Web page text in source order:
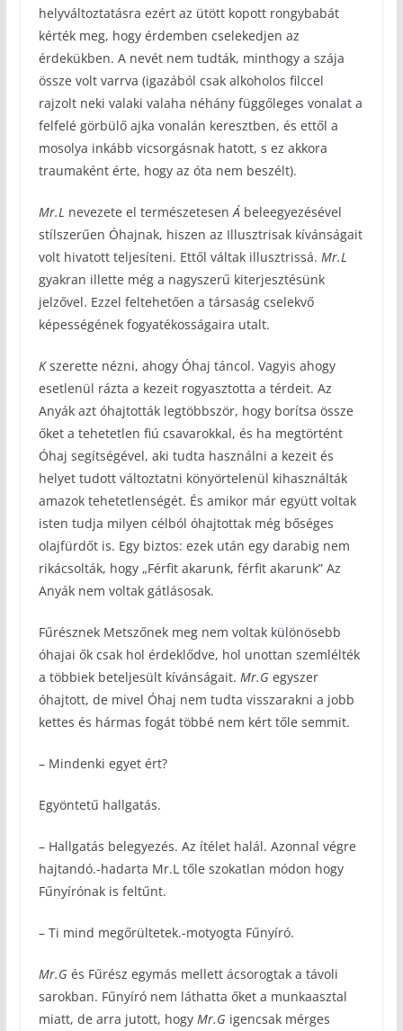
helyváltoztatásra ezért az ütött kopott rongybabát
kérték meg, hogy érdemben cselekedjen az
érdekükben. A nevét nem tudták, minthogy a szája
össze volt varrva (igazából csak alkoholos filccel
rajzolt neki valaki valaha néhány függőleges vonalat a
felfelé görbülő ajka vonalán keresztben, és ettől a
mosolya inkább vicsorgásnak hatott, s ez akkora
traumaként érte, hogy az óta nem beszélt).
Mr.L nevezete el természetesen Á beleegyezésével
stílszerűen Óhajnak, hiszen az Illusztrisak kívánságait
volt hivatott teljesíteni. Ettől váltak illusztrissá. Mr.L
gyakran illette még a nagyszerű kiterjesztésünk
jelzővel. Ezzel feltehetően a társaság cselekvő
képességének fogyatékosságaira utalt.
Kszerette nézni, ahogy Óhaj táncol. Vagyis ahogy
esetlenül rázta a kezeit rogyasztotta a térdeit. Az
Anyák azt óhajtották legtöbbször, hogy borítsa össze
őket a tehetetlen fiú csavarokkal, és ha megtörtént
Óhaj segítségével, aki tudta használni a kezeit és
helyet tudott változtatni könyörtelenül kihasználták
amazok tehetetlenségét. És amikor már együtt voltak
isten tudja milyen célból óhajtottak még bőséges
olajfürdőt is. Egy biztos: ezek után egy darabig nem
rikácsolták, hogy „Férfit akarunk, férfit akarunk” Az
Anyák nem voltak gátlásosak.
Fűrésznek Metszőnek meg nem voltak különösebb
óhajai ők csak hol érdeklődve, hol unottan szemlélték
a többiek beteljesült kívánságait. Mr.G egyszer
óhajtott, de mivel Óhaj nem tudta visszarakni a jobb
kettes és hármas fogát többé nem kért tőle semmit.
– Mindenki egyet ért?
Egyöntetű hallgatás.
– Hallgatás belegyezés. Az ítélet halál. Azonnal végre
hajtandó.-hadarta Mr.L tőle szokatlan módon hogy
Fűnyírónak is feltűnt.
– Ti mind megőrültetek.-motyogta Fűnyíró.
Mr.G és Fűrész egymás mellett ácsorogtak a távoli
sarokban. Fűnyíró nem láthatta őket a munkaasztal
miatt, de arra jutott, hogy Mr.G igencsak mérges